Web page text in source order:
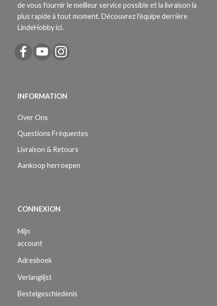
de vous fournir le meilleur service possible et la livraison la
plus rapide à tout moment. Découvrez l'équipe derrière
LindeHobby ici.
INFORMATION
Over Ons
Questions Fréquentes
Livraison & Retours
Aankoop herroepen
CONNEXION
Mijn
account
Adresboek
Verlanglijst
Bestelgeschiedenis